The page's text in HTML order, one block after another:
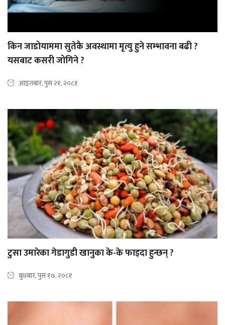
किन जाडोयाममा सुतेकै अवस्थामा मृत्यु हुने सम्भावना बढी ?
यसबाट कसरी जोगिने ?
आइतबार, पुस २१, २०८१
टुसा उमारेका गेडागुडी खानुका के-के फाइदा हुन्छन् ?
बुधबार, पुस १७, २०८१